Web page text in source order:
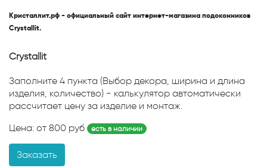
Кристаллит.рф - официальный сайт интернет-магазина подоконников
Crystallit.
Crystallit
Заполните 4 пункта (Выбор декора, ширина и длина
изделия, количество) - калькулятор автоматически
рассчитает цену за изделие и монтаж.
Цена: от 800 руб есть в наличии
Заказать